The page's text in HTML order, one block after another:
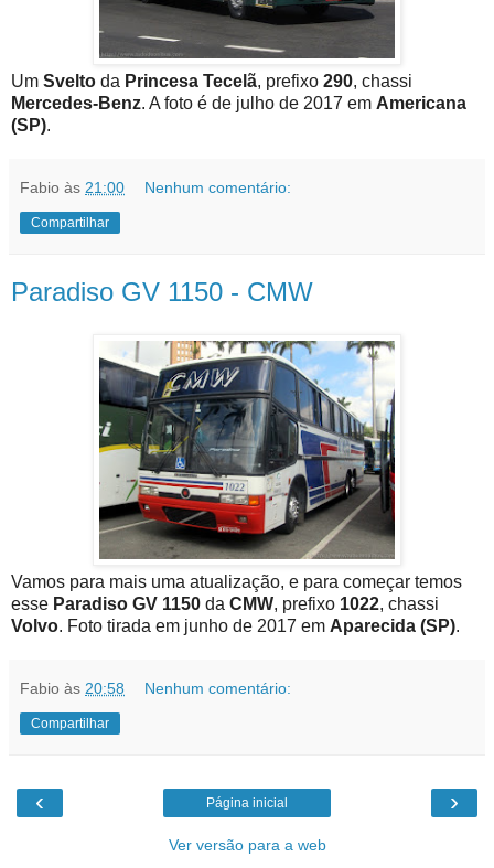
Um Svelto da Princesa Tecelã, prefixo 290, chassi
Mercedes-Benz. A foto é de julho de 2017 em Americana
(SP).
Fabio às 21:00 Nenhum comentário:
Compartilhar
Paradiso GV 1150 - CMW
Vamos para mais uma atualização, e para começar temos
esse Paradiso GV 1150 da CMW, prefixo 1022, chassi
Volvo. Foto tirada em junho de 2017 em Aparecida (SP).
Fabio às 20:58 Nenhum comentário:
Compartilhar
‹ ›
Página inicial
Ver versão para a web